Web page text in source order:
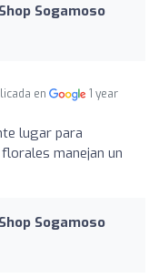
Sogamoso
en
1 year
lugar para
manejan un
Sogamoso